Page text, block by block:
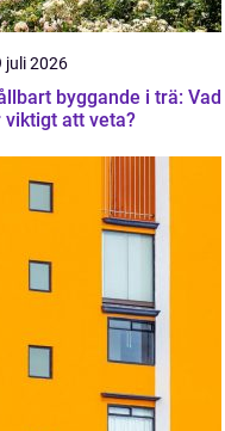
juli 2026
byggande i trä: Vad
viktigt att veta?